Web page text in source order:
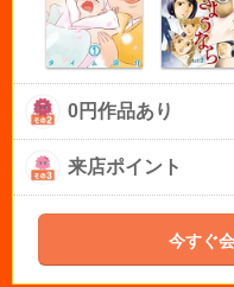
0円作品あり
来店ポイント
今すぐ